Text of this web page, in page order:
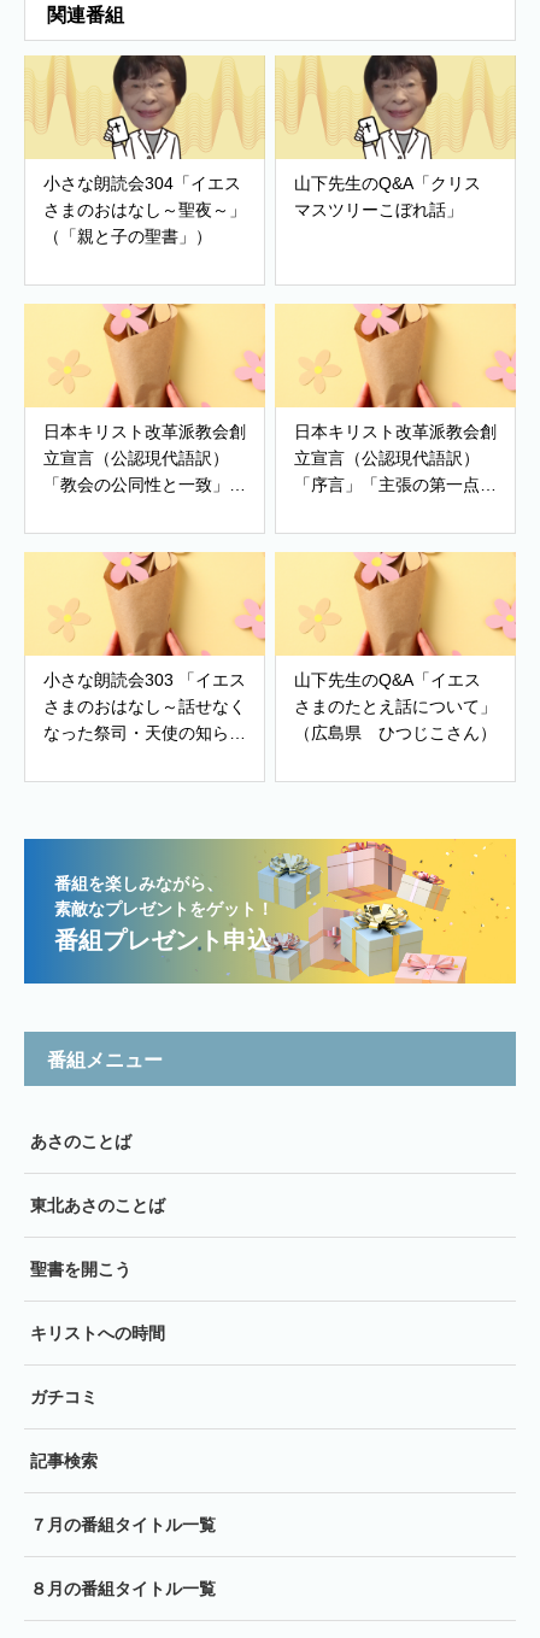
関連番組
小さな朗読会304「イエス
さまのおはなし～聖夜～」
（「親と子の聖書」）
山下先生のQ&A「クリス
マスツリーこぼれ話」
日本キリスト改革派教会創
立宣言（公認現代語訳）
「教会の公同性と一致」
望」
日本キリスト改革派教会創
立宣言（公認現代語訳）
「序言」「主張の第一点～
「主張の第ニ点～信仰告
白・教会政治・善き生活」
小さな朗読会303 「イエス
さまのおはなし～話せなく
なった祭司・天使の知ら
山下先生のQ&A「イエス
さまのたとえ話について」
（広島県 ひつじこさん）
番組を楽しみながら、
素敵なプレゼントをゲット！
番組プレゼント申込
番組メニュー
あさのことば
東北あさのことば
聖書を開こう
キリストへの時間
ガチコミ
記事検索
７月の番組タイトル一覧
８月の番組タイトル一覧